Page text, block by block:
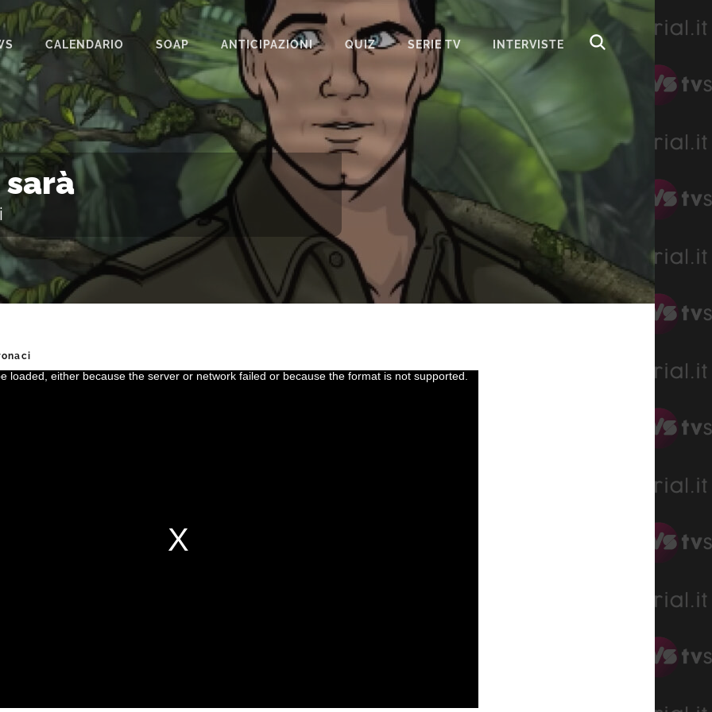
CALENDARIO SOAP
BEAUTIFUL
IL PARADISO DELLE SIGNORE
SEGRETI DI FAMIGLIA
TEMPESTA D’AMORE
UN POSTO AL SOLE
ANTICIPAZIONI QUIZ SERIE TV INTERVISTE
sarà
loaded, either because the server or network failed or because the format is not supported.